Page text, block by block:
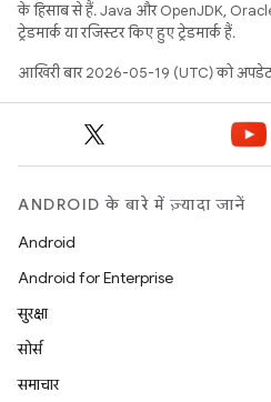
के हिसाब से हैं. Java और OpenJDK,
ट्रेडमार्क या रजिस्टर किए हुए ट्रेडमार्क हैं.
आखिरी बार 2026-05-19 (UTC) को अपडेट
ANDROID के बारे में ज़्यादा जानें
Android
Android for Enterprise
सुरक्षा
सोर्स
समाचार